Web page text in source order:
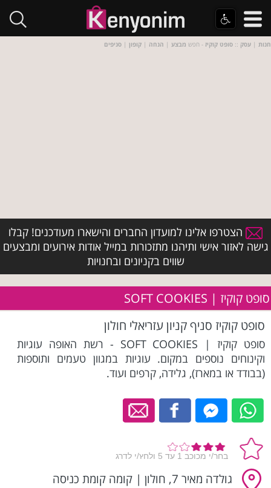
חנות | עסק :: סופט קוקיז - חפש מבצע | הנחה | קופון | סניפים
הצטרפו אלינו למועדון החברים והישארו מעודכנים! קבלו
גישה לאזור אישי ותיהנו מתזכורות במייל אודות אירועים ומבצעים
שווים בקניונים ובחנויות
סופט קוקיז | SOFT COOKIES
סופט קוקיז סניף קניון עזריאלי חולון
סופט קוקיז | SOFT COOKIES - רשת האופה עוגיות
וקינוחים נוספים במקום. עוגיות במגוון טעמים ותוספות
(בבודד או במארז), גלידה, קרפים ועוד.
גולדה מאיר 7, חולון | קומה קומת כניסה